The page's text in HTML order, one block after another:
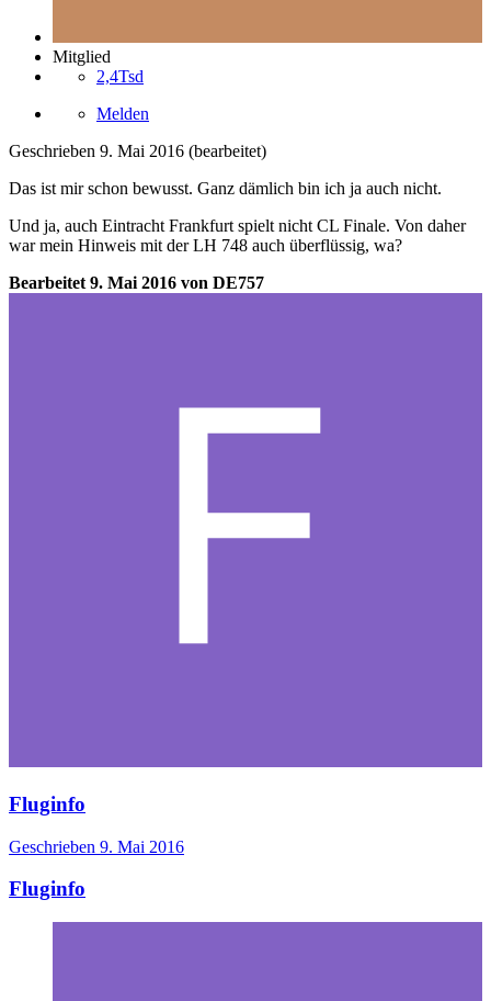
Mitglied
2,4Tsd
Melden
Geschrieben 9. Mai 2016 (bearbeitet)
Das ist mir schon bewusst. Ganz dämlich bin ich ja auch nicht.
Und ja, auch Eintracht Frankfurt spielt nicht CL Finale. Von daher
war mein Hinweis mit der LH 748 auch überflüssig, wa?
Bearbeitet 9. Mai 2016 von DE757
Fluginfo
Geschrieben 9. Mai 2016
Fluginfo